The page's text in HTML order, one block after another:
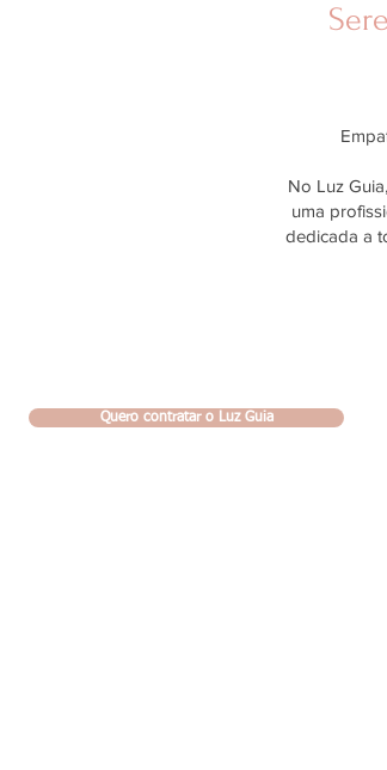
No Luz
uma
dedicada a
Quero contratar o Luz Guia